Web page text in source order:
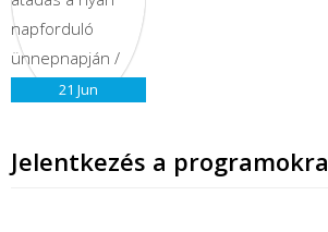
21 Jun
Jelentkezés a programokra